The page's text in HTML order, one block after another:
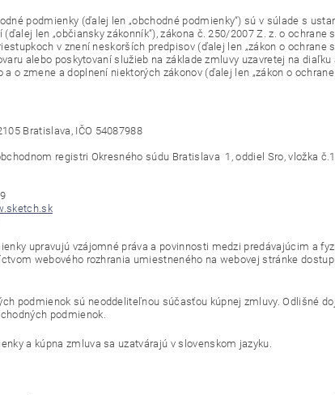
podmienky (ďalej len „obchodné podmienky“) sú v súlade s
len „občiansky zákonník“), zákona č. 250/2007 Z. z. o
v znení neskorších predpisov (ďalej len „zákon o ochrane
alebo poskytovaní služieb na základe zmluvy uzavretej na
a o zmene a doplnení niektorých zákonov (ďalej len „zákon o
Bratislava, IČO 54087988
registri Okresného súdu Bratislava 1, oddiel Sro, vložka č.
upravujú vzájomné práva a povinnosti medzi predávajúcim a
webového rozhrania umiestneného na webovej stránke
podmienok sú neoddeliteľnou súčasťou kúpnej zmluvy. Odlišné
podmienok.
a kúpna zmluva sa uzatvárajú v slovenskom jazyku.